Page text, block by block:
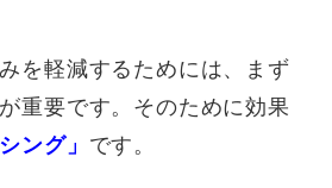
を軽減するためには、まず
重要です。そのために効果
ング」 です。